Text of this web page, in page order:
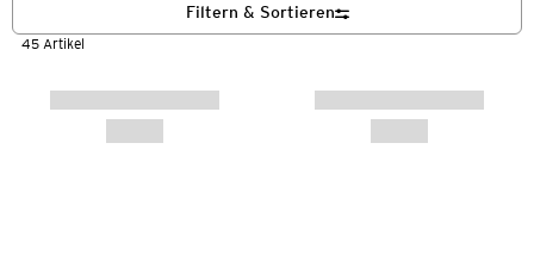
45 Artikel
Filtern & Sortieren